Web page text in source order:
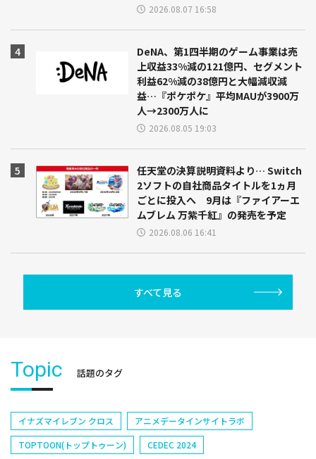
2026.08.07 16:58
DeNA、第1四半期のゲーム事業は売
上収益33%減の121億円、セグメント
利益62%減の38億円と大幅減収減
益…『ポケポケ』平均MAUが3900万
人→2300万人に
2026.08.05 19:03
任天堂の決算説明資料より… Switch
2ソフトの自社商品タイトルを1ヵ月
ごとに投入へ 9月は『ファイアーエ
ムブレム 万紫千紅』の発売を予定
2026.08.06 16:41
すべて見る
Topic 話題のタグ
イナズマイレブン クロス
アニメデータインサイトラボ
TOPTOON(トップトゥーン)
CEDEC 2024